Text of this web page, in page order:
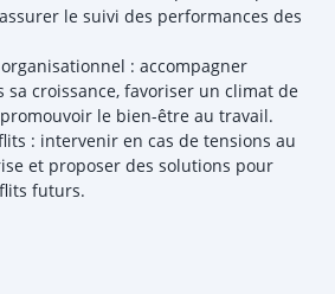
le suivi des performances des
: accompagner
sa croissance, favoriser un climat de
le bien-être au travail.
: intervenir en cas de tensions au
et proposer des solutions pour
futurs.